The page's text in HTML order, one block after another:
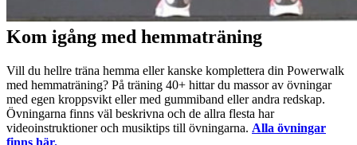
Kom igång med hemmaträning
Vill du hellre träna hemma eller kanske komplettera din Powerwalk
med hemmaträning? På träning 40+ hittar du massor av övningar
med egen kroppsvikt eller med gummiband eller andra redskap.
Övningarna finns väl beskrivna och de allra flesta har
videoinstruktioner och musiktips till övningarna. Alla övningar
finns här.